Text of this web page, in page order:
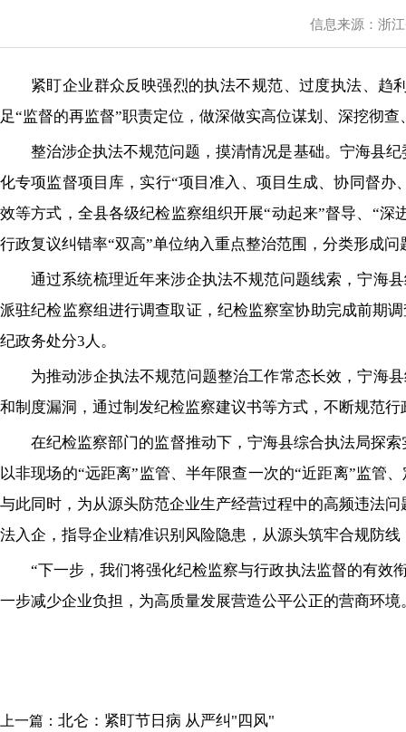
信息来源：浙
紧盯企业群众反映强烈的执法不规范、过度执法、趋
足“监督的再监督”职责定位，做深做实高位谋划、深挖彻
整治涉企执法不规范问题，摸清情况是基础。宁海县
化专项监督项目库，实行“项目准入、项目生成、协同督
效等方式，全县各级纪检监察组织开展“动起来”督导、“
行政复议纠错率“双高”单位纳入重点整治范围，分类形成问
通过系统梳理近年来涉企执法不规范问题线索，宁海
派驻纪检监察组进行调查取证，纪检监察室协助完成前期
纪政务处分3人。
为推动涉企执法不规范问题整治工作常态长效，宁海
和制度漏洞，通过制发纪检监察建议书等方式，不断规范
在纪检监察部门的监督推动下，宁海县综合执法局探
以非现场的“远距离”监管、半年限查一次的“近距离”监管
与此同时，为从源头防范企业生产经营过程中的高频违法
法入企，指导企业精准识别风险隐患，从源头筑牢合规防
“下一步，我们将强化纪检监察与行政执法监督的有效
一步减少企业负担，为高质量发展营造公平公正的营商环
上一篇： 北仑：紧盯节日病 从严纠"四风"